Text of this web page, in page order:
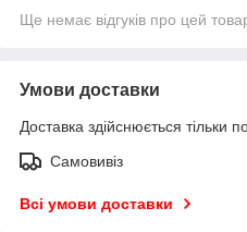
Ще немає відгуків про цей
Умови доставки
Доставка здійснюється тільки
Самовивіз
Всі умови доставки